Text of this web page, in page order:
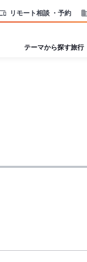
リモート相談 ・予約
テーマから探す旅行